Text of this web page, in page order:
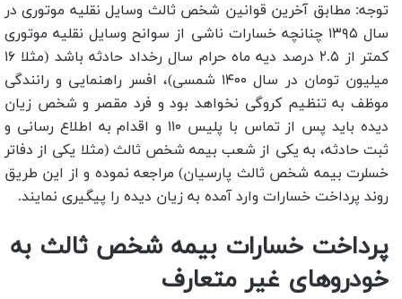
توجه: مطابق آخرین قوانین شخص ثالث وسایل نقلیه موتوری در
سال ۱۳۹۵ چنانچه خسارات ناشی از سوانح وسایل نقلیه موتوری
کمتر از ۲.۵ درصد دیه ماه حرام سال رخداد حادثه باشد (مثلا ۱۶
میلیون تومان در سال ۱۴۰۰ شمسی)، افسر راهنمایی و رانندگی
موظف به تنظیم کروگی نخواهد بود و فرد مقصر و شخص زیان
دیده باید پس از تماس با پلیس ۱۱۰ و اقدام به اطلاع رسانی و
ثبت حادثه، به یکی از شعب بیمه شخص ثالث (مثلا یکی از دفاتر
خسلرت بیمه شخص ثالث پارسیان) مراجعه نموده و از این طریق
روند پرداخت خسارات وارد آمده به زیان دیده را پیگیری نمایند.
پرداخت خسارات بیمه شخص ثالث به
خودروهای غیر متعارف